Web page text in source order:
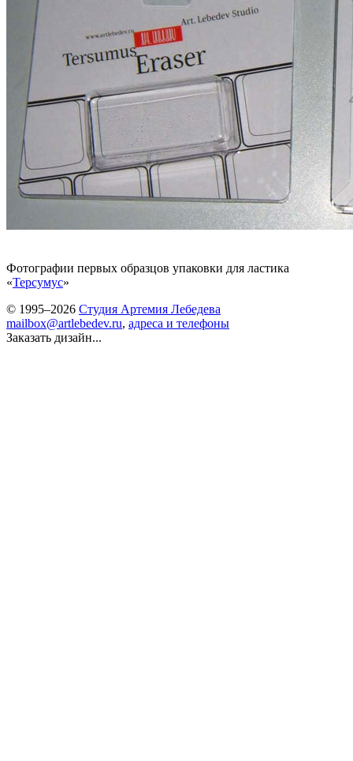
Фотографии первых образцов упаковки для ластика
«Терсумус»
© 1995–2026 Студия Артемия Лебедева
mailbox@artlebedev.ru, адреса и телефоны
Заказать дизайн...